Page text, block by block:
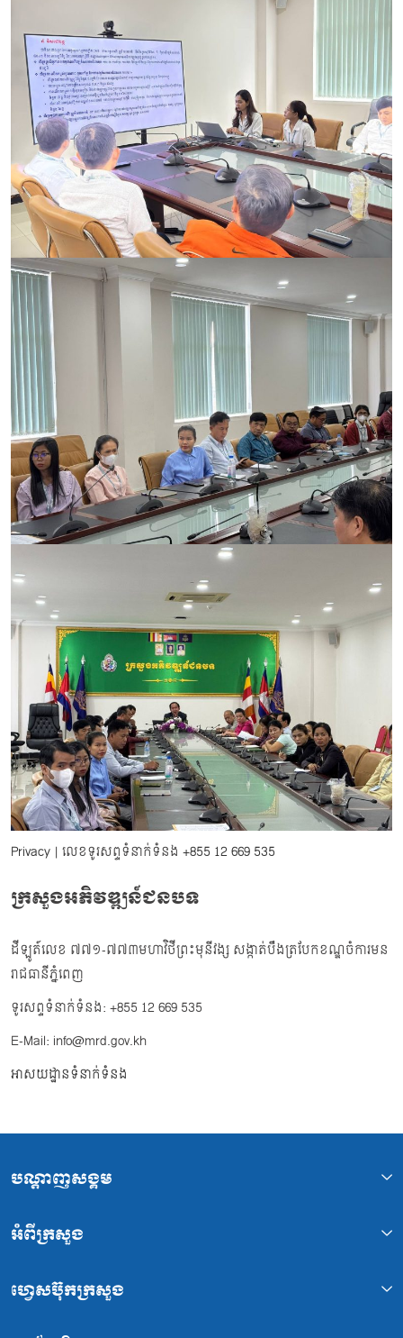
Privacy | លេខទូរសព្ទទំនាក់ទំនង +855 12 669 535
ក្រសួងអភិវឌ្ឍន៍ជនបទ
ដីឡូត៍លេខ ៧៧១-៧៧៣មហាវិថីព្រះមុនីវង្ស សង្កាត់បឹងត្របែកខណ្ឌចំការមន
រាជធានីភ្នំពេញ
ទូរសព្ទទំនាក់ទំនង: +855 12 669 535
E-Mail: info@mrd.gov.kh
អាសយដ្ឋានទំនាក់ទំនង
បណ្ដាញសង្គម
អំពីក្រសួង
ហ្វេសប៊ុកក្រសួង